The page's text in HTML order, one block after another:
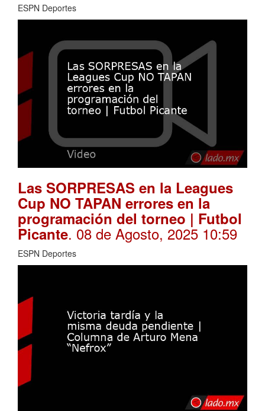
ESPN Deportes
Las SORPRESAS en la Leagues
Cup NO TAPAN errores en la
programación del torneo | Futbol
Picante. 08 de Agosto, 2025 10:59
ESPN Deportes